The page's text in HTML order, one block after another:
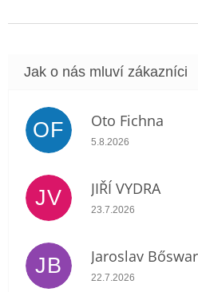
OF Oto Fichna
Hodnocení obchodu
5.8.2026
JV JIŘÍ VYDRA
Hodnocení obchodu
23.7.2026
JB Jaroslav
Hodnocení obchodu
22.7.2026